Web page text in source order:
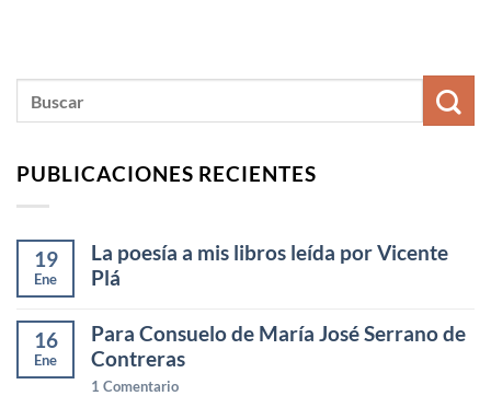
PUBLICACIONES RECIENTES
19
Ene
La poesía a mis libros leída por Vicente
Plá
16
Ene
Para Consuelo de María José Serrano de
Contreras
1 Comentario